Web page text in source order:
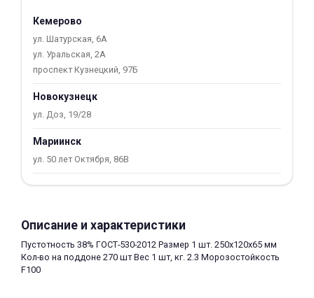
Кемерово
ул. Шатурская, 6А
ул. Уральская, 2А
проспект Кузнецкий, 97Б
Новокузнецк
ул. Доз, 19/28
Мариинск
ул. 50 лет Октября, 86В
Описание и характеристики
Пустотность 38% ГОСТ-530-2012 Размер 1 шт. 250x120x65 мм
Кол-во на поддоне 270 шт Вес 1 шт, кг. 2.3 Морозостойкость
F100
об оплате Плайтом
недели
Остались вопросы?